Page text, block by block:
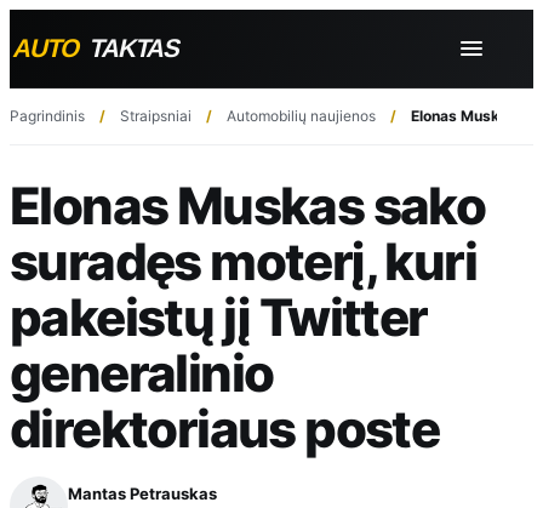
Pagrindinis Straipsniai Automobilių naujienos Elonas Muskas
Elonas Muskas sako
suradęs moterį, kuri
pakeistų jį Twitter
generalinio
direktoriaus poste
Mantas Petrauskas